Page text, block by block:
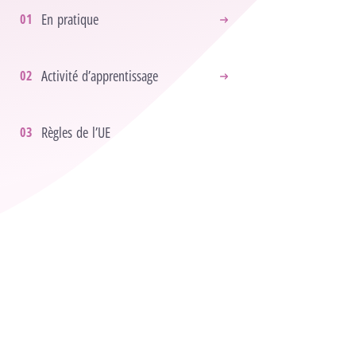
En pratique
Activité d’apprentissage
Règles de l’UE